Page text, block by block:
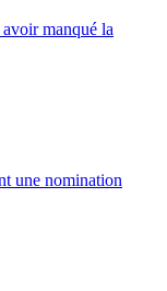
manqué la
une nomination